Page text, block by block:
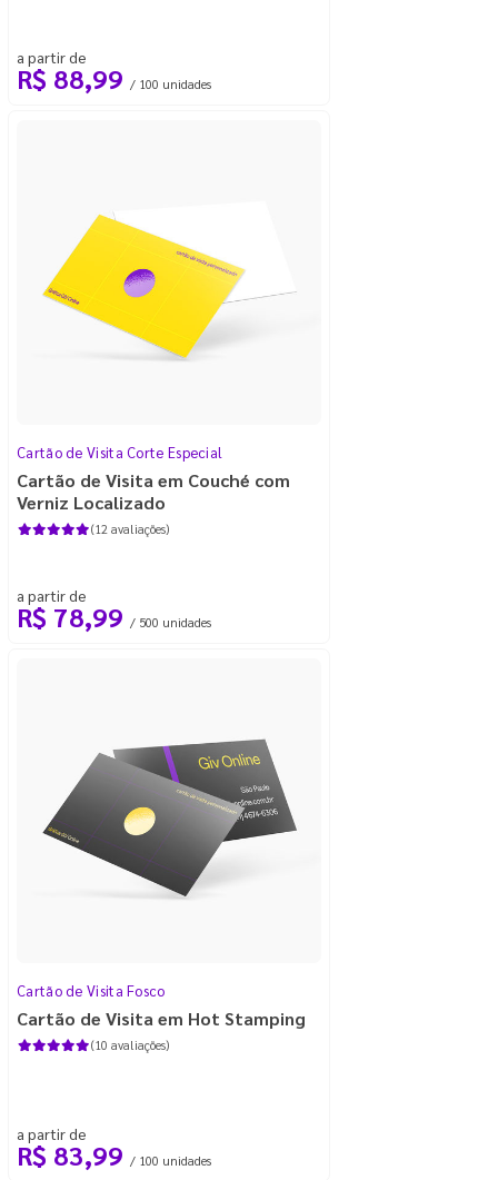
a partir de
R$ 88,99 / 100 unidades
Cartão de Visita Corte Especial
Cartão de Visita em Couché com
Verniz Localizado
(12 avaliações)
a partir de
R$ 78,99 / 500 unidades
Cartão de Visita Fosco
Cartão de Visita em Hot Stamping
(10 avaliações)
a partir de
R$ 83,99 / 100 unidades